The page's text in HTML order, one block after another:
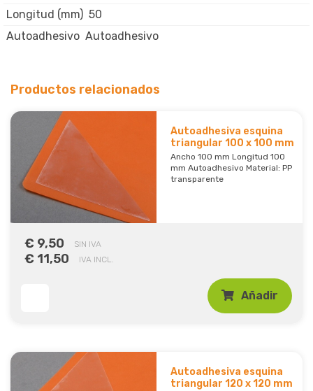
Longitud (mm) 50
Autoadhesivo Autoadhesivo
Productos relacionados
Autoadhesiva esquina
triangular 100 x 100 mm
Ancho 100 mm Longitud 100
mm Autoadhesivo Material: PP
transparente
€ 9,50 SIN IVA
€ 11,50 IVA INCL.
Añadir
Autoadhesiva esquina
triangular 120 x 120 mm